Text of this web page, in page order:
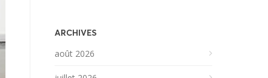
ARCHIVES
août 2026